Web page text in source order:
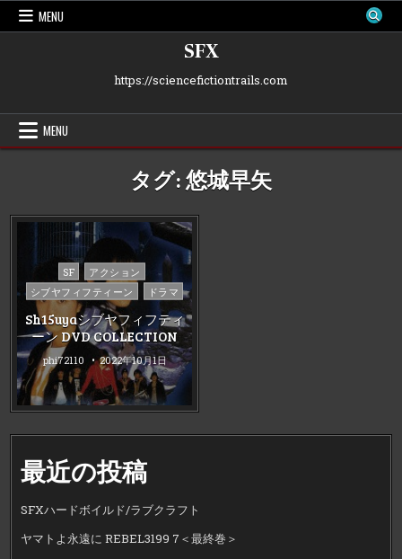
Skip
MENU
SFX
https://sciencefictiontrails.com
MENU
タグ:悠城早矢
Posted
in
SF
アクション
シブヤフィフティーン
ドラマ
Sh15uyaシブヤフィフティ
ーン DVD COLLECTION
phi72110 2022年10月1日
最近の投稿
SFXハードボイルド/ラブクラフト
ヤマトよ永遠に REBEL3199 7＜最終巻＞